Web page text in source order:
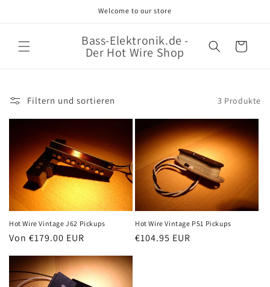
Welcome to our store
Bass-Elektronik.de -
Der Hot Wire Shop Warenkorb
Filtern und sortieren 3 Produkte
Hot Wire Vintage J62 Pickups
Normaler
Preis
Von €179.00 EUR
Hot Wire Vintage P51 Pickups
Normaler
€104.95 EUR